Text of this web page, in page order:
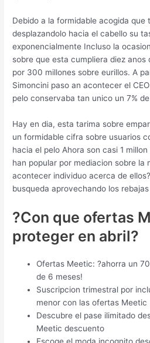
Debido a la formidable acogida
desplazandolo hacia el cabello su
exponencialmente Incluso la
sobre que esta cumpliera diez anos
por 300 millones sobre eurillos. A
Simoncini paso an acontecer el
pelo conservaba tan unico un 7%
Hay en dia, esta tarima sobre
un formidable cifra sobre usuarios
hacia el pelo Ahora son casi 1
han popular por mediacion sobre la
acontecer individuo acerca de
busqueda aprovechando los
?Con que ofertas
proteger en abril?
Ofertas Meetic: ?ahorra un
de 6 meses!
Suscripcion trimestral por
menor con las ofertas Meetic
Descubre el pase ilimitado
Meetic descuento
Escoge el moda incognito